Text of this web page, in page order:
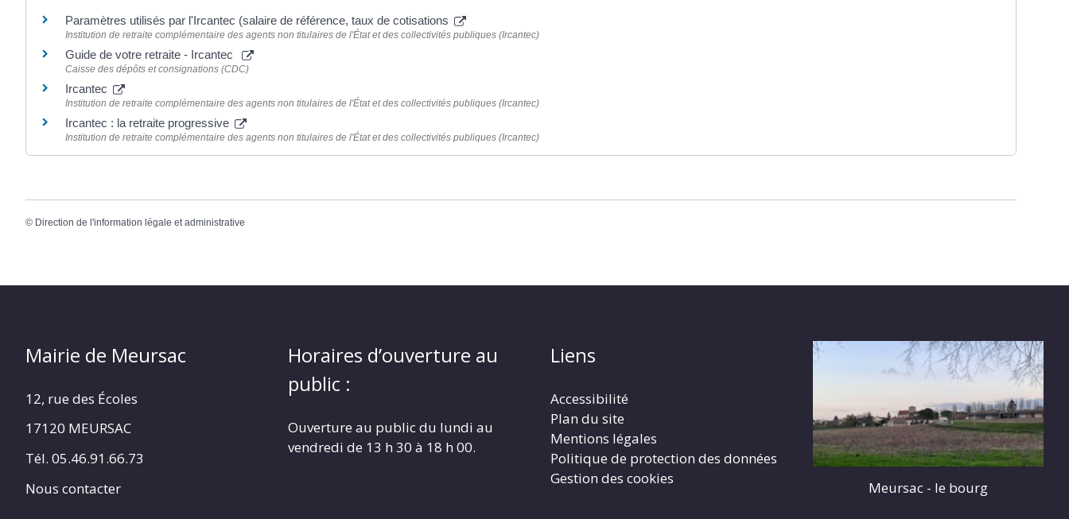
Paramètres utilisés par l'Ircantec (salaire de référence, taux de cotisations
Institution de retraite complémentaire des agents non titulaires de l'État et des collectivités publiques (Ircantec)
Guide de votre retraite - Ircantec
Caisse des dépôts et consignations (CDC)
Ircantec
Institution de retraite complémentaire des agents non titulaires de l'État et des collectivités publiques (Ircantec)
Ircantec : la retraite progressive
Institution de retraite complémentaire des agents non titulaires de l'État et des collectivités publiques (Ircantec)
© Direction de l'information légale et administrative
Mairie de Meursac
12, rue des Écoles
17120 MEURSAC
Tél. 05.46.91.66.73
Nous contacter
Horaires d’ouverture au
public :
Ouverture au public du lundi au
vendredi de 13 h 30 à 18 h 00.
Liens
Accessibilité
Plan du site
Mentions légales
Politique de protection des données
Gestion des cookies
Meursac - le bourg